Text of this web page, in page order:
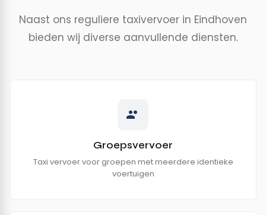
Naast ons reguliere taxivervoer in Eindhoven
bieden wij diverse aanvullende diensten.
Groepsvervoer
Taxi vervoer voor groepen met meerdere identieke
voertuigen